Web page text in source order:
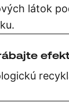
látok